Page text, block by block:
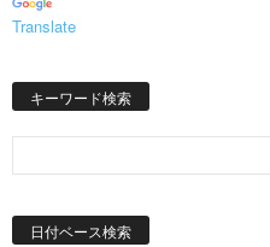
Translate
キーワード検索
日付ベース検索